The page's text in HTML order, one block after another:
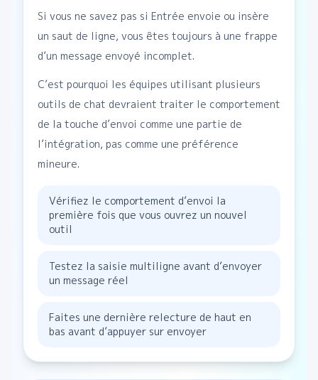
Si vous ne savez pas si Entrée envoie ou insère
un saut de ligne, vous êtes toujours à une frappe
d’un message envoyé incomplet.
C’est pourquoi les équipes utilisant plusieurs
outils de chat devraient traiter le comportement
de la touche d’envoi comme une partie de
l’intégration, pas comme une préférence
mineure.
Vérifiez le comportement d’envoi la
première fois que vous ouvrez un nouvel
outil
Testez la saisie multiligne avant d’envoyer
un message réel
Faites une dernière relecture de haut en
bas avant d’appuyer sur envoyer